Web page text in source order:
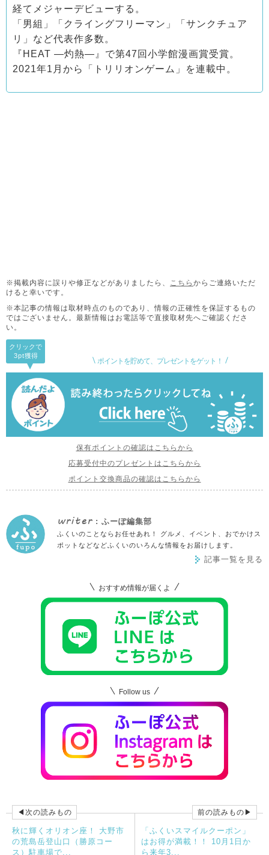
経てメジャーデビューする。
「男組」「クライングフリーマン」「サンクチュア
リ」など代表作多数。
『HEAT ―灼熱―』で第47回小学館漫画賞受賞。
2021年1月から「トリリオンゲーム」を連載中。
※掲載内容に誤りや修正などがありましたら、 こちら からご連絡いただ
けると幸いです。
※本記事の情報は取材時点のものであり、情報の正確性を保証するもの
ではございません。 最新情報はお電話等で直接取材先へご確認くださ
い。
ポイントを貯めて、プレゼントをゲット！
クリックで
3pt獲得
保有ポイントの確認はこちらから
応募受付中のプレゼントはこちらから
ポイント交換商品の確認はこちらから
writer : ふーぽ編集部
ふくいのことならお任せあれ！ グルメ、イベント、おでかけス
ポットなどなどふくいのいろんな情報をお届けします。
記事一覧を見る
おすすめ情報が届くよ
Follow us
◀次の読みもの
秋に輝くオリオン座！ 大野市
の荒島岳登山口（勝原コー
ス）駐車場で...
前の読みもの▶
「ふくいスマイルクーポン」
はお得が満載！！ 10月1日か
ら来年3...